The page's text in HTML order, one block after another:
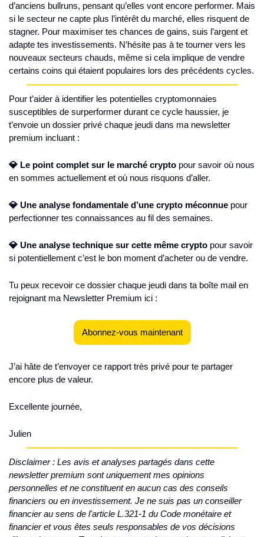
d’anciens bullruns, pensant qu’elles vont encore performer. Mais
si le secteur ne capte plus l’intérêt du marché, elles risquent de
stagner. Pour maximiser tes chances de gains, suis l’argent et
adapte tes investissements. N’hésite pas à te tourner vers les
nouveaux secteurs chauds, même si cela implique de vendre
certains coins qui étaient populaires lors des précédents cycles.
Pour t’aider à identifier les potentielles cryptomonnaies
susceptibles de surperformer durant ce cycle haussier, je
t’envoie un dossier privé chaque jeudi dans ma newsletter
premium incluant :
💎 Le point complet sur le marché crypto pour savoir où nous
en sommes actuellement et où nous risquons d’aller.
💎 Une analyse fondamentale d’une crypto méconnue pour
perfectionner tes connaissances au fil des semaines.
💎 Une analyse technique sur cette même crypto pour savoir
si potentiellement c’est le bon moment d’acheter ou de vendre.
Tu peux recevoir ce dossier chaque jeudi dans ta boîte mail en
rejoignant ma Newsletter Premium ici :
Abonnez-vous maintenant
J’ai hâte de t’envoyer ce rapport très privé pour te partager
encore plus de valeur.
Excellente journée,
Julien
Disclaimer : Les avis et analyses partagés dans cette
newsletter premium sont uniquement mes opinions
personnelles et ne constituent en aucun cas des conseils
financiers ou en investissement. Je ne suis pas un conseiller
financier au sens de l'article L.321-1 du Code monétaire et
financier et vous êtes seuls responsables de vos décisions